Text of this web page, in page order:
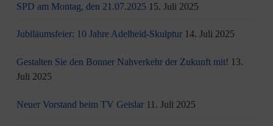
SPD am Montag, den 21.07.2025 15. Juli 2025
Jubiläumsfeier: 10 Jahre Adelheid-Skulptur 14. Juli 2025
Gestalten Sie den Bonner Nahverkehr der Zukunft mit! 13.
Juli 2025
Neuer Vorstand beim TV Geislar 11. Juli 2025